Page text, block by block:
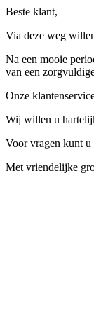
Beste klant,
Via deze weg
Na een mooie
van een
Onze
Wij willen u
Voor vragen kunt u
Met vriendelijke